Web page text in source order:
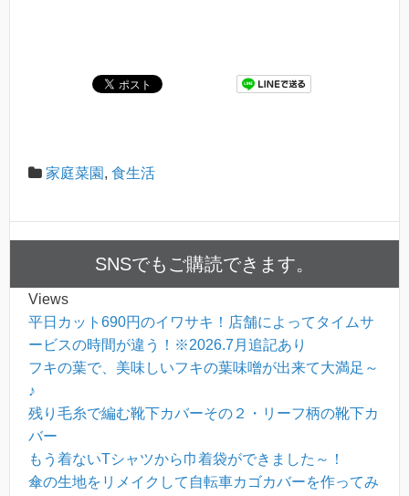
家庭菜園 , 食生活
SNSでもご購読できます。
Views
平日カット690円のイワサキ！店舗によってタイムサ
ービスの時間が違う！※2026.7月追記あり
フキの葉で、美味しいフキの葉味噌が出来て大満足～
♪
残り毛糸で編む靴下カバーその２・リーフ柄の靴下カ
バー
もう着ないTシャツから巾着袋ができました～！
傘の生地をリメイクして自転車カゴカバーを作ってみ